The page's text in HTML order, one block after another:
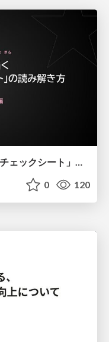
取引先から届く 「セキュリティチェックシート」の読み解き方
0 120